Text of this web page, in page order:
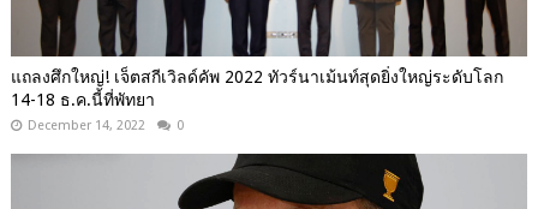
แถลงศึกใหญ่! เจ็ตสกีเวิลด์คัพ 2022 ทัวร์นาเม้นท์สุดยิ่งใหญ่ระดับโลก
14-18 ธ.ค.นี้ที่พัทยา
December 14, 2022 0